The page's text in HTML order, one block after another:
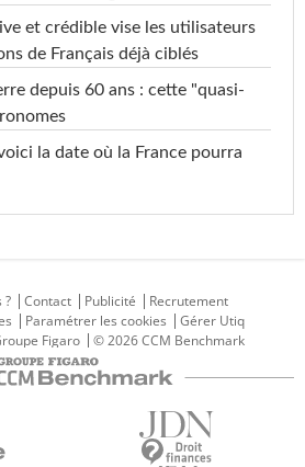
et crédible vise les utilisateurs
de Français déjà ciblés
depuis 60 ans : cette "quasi-
la date où la France pourra
?
Contact Publicité
Recrutement
Paramétrer les cookies
Gérer Utiq
Figaro © 2026 CCM Benchmark